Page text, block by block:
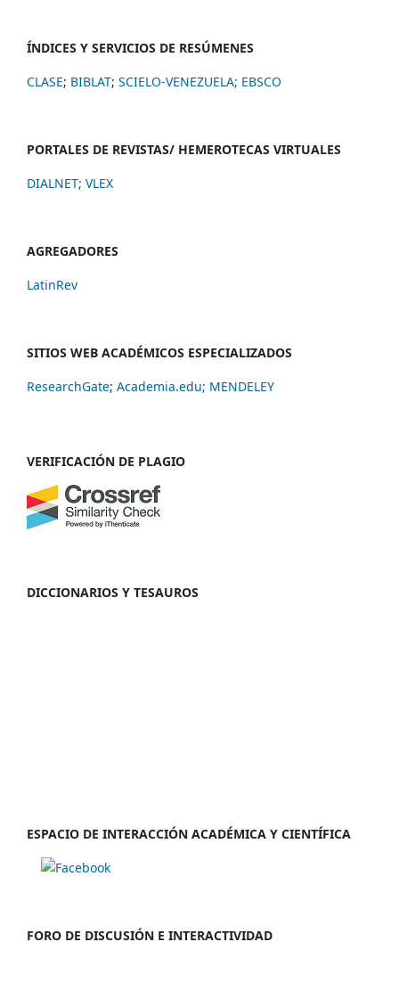
ÍNDICES Y SERVICIOS DE RESÚMENES
CLASE; BIBLAT; SCIELO-VENEZUELA; EBSCO
PORTALES DE REVISTAS/ HEMEROTECAS VIRTUALES
DIALNET; VLEX
AGREGADORES
LatinRev
SITIOS WEB ACADÉMICOS ESPECIALIZADOS
ResearchGate; Academia.edu; MENDELEY
VERIFICACIÓN DE PLAGIO
DICCIONARIOS Y TESAUROS
ESPACIO DE INTERACCIÓN ACADÉMICA Y CIENTÍFICA
FORO DE DISCUSIÓN E INTERACTIVIDAD